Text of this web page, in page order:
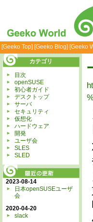
[Geeko Top] [Geeko Blog] [Geeko
カテゴリ
目次
openSUSE
初心者ガイド
デスクトップ
サーバ
セキュリティ
仮想化
ハードウェア
開発
ユーザ会
SLES
SLED
2023-08-14
日本openSUSEユーザ
会
2020-04-20
slack